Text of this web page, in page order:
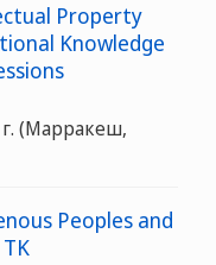
Property
Knowledge
г. (Марракеш,
Peoples and